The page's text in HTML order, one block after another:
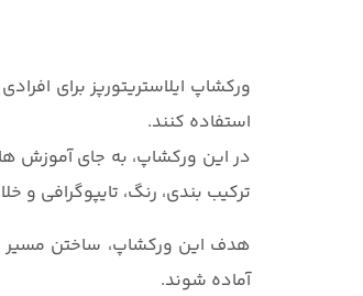
ورکشاپ ایلاستریتورپز برای
استفاده کنند.
در این ورکشاپ، به جای آموزش
ترکیب بندی، رنگ، تایپوگرافی و
هدف این ورکشاپ، ساختن مسیر
آماده شوند.